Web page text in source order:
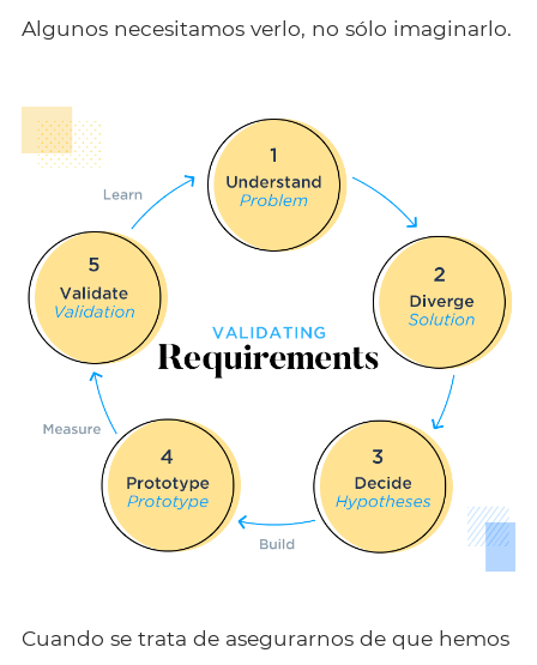
Algunos necesitamos verlo, no sólo imaginarlo.
Cuando se trata de asegurarnos de que hemos